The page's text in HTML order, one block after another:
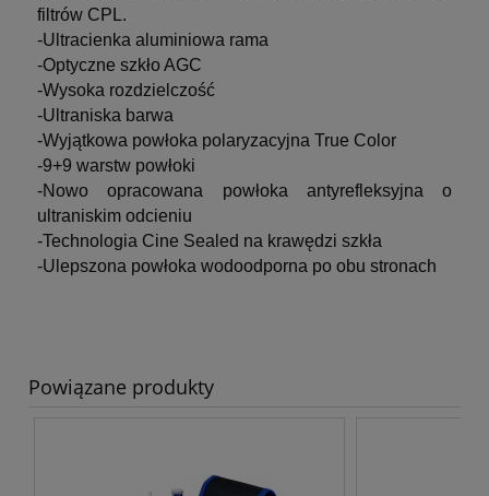
filtrów CPL.
-Ultracienka aluminiowa rama
-Optyczne szkło AGC
-Wysoka rozdzielczość
-Ultraniska barwa
-Wyjątkowa powłoka polaryzacyjna True Color
-9+9 warstw powłoki
-Nowo opracowana powłoka antyrefleksyjna o
ultraniskim odcieniu
-Technologia Cine Sealed na krawędzi szkła
-Ulepszona powłoka wodoodporna po obu stronach
Powiązane produkty